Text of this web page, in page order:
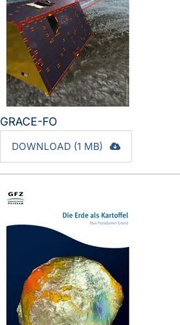
GRACE-FO
DOWNLOAD (1 MB)